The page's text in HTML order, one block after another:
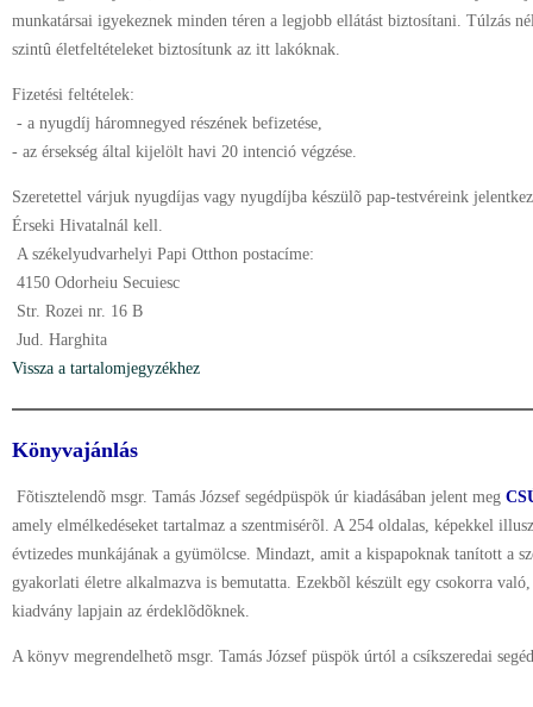
munkatársai igyekeznek minden téren a legjobb ellátást biztosítani. Túlzás
szintû életfeltételeket biztosítunk az itt lakóknak.
Fizetési feltételek:
- a nyugdíj háromnegyed részének befizetése,
- az érsekség által kijelölt havi 20 intenció végzése.
Szeretettel várjuk nyugdíjas vagy nyugdíjba készülõ pap-testvéreink
Érseki Hivatalnál kell.
A székelyudvarhelyi Papi Otthon postacíme:
4150 Odorheiu Secuiesc
Str. Rozei nr. 16 B
Jud. Harghita
Vissza a tartalomjegyzékhez
Könyvajánlás
Fõtisztelendõ msgr. Tamás József segédpüspök úr kiadásában jelent meg
amely elmélkedéseket tartalmaz a szentmisérõl. A 254 oldalas, képekkel
évtizedes munkájának a gyümölcse. Mindazt, amit a kispapoknak tanított a
gyakorlati életre alkalmazva is bemutatta. Ezekbõl készült egy csokorra
kiadvány lapjain az érdeklõdõknek.
A könyv megrendelhetõ msgr. Tamás József püspök úrtól a csíkszeredai